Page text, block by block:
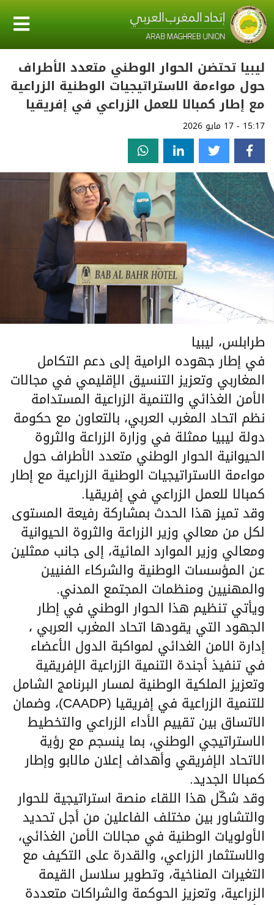
ليبيا تحتضن الحوار الوطني متعدد الأطراف
حول مواءمة الاستراتيجيات الوطنية الزراعية
مع إطار كمبالا للعمل الزراعي في إفريقيا
15:17 - 17 مايو 2026
طرابلس، ليبيا
في إطار جهوده الرامية إلى دعم التكامل
المغاربي وتعزيز التنسيق الإقليمي في مجالات
الأمن الغذائي والتنمية الزراعية المستدامة
نظم اتحاد المغرب العربي، بالتعاون مع حكومة
دولة ليبيا ممثلة في وزارة الزراعة والثروة
الحيوانية الحوار الوطني متعدد الأطراف حول
مواءمة الاستراتيجيات الوطنية الزراعية مع إطار
كمبالا للعمل الزراعي في إفريقيا.
وقد تميز هذا الحدث بمشاركة رفيعة المستوى
لكل من معالي وزير الزراعة والثروة الحيوانية
ومعالي وزير الموارد المائية، إلى جانب ممثلين
عن المؤسسات الوطنية والشركاء الفنيين
والمهنيين ومنظمات المجتمع المدني.
ويأتي تنظيم هذا الحوار الوطني في إطار
الجهود التي يقودها اتحاد المغرب العربي ،
إدارة الامن الغدائي لمواكبة الدول الأعضاء
في تنفيذ أجندة التنمية الزراعية الإفريقية
وتعزيز الملكية الوطنية لمسار البرنامج الشامل
للتنمية الزراعية في إفريقيا (CAADP)، وضمان
الاتساق بين تقييم الأداء الزراعي والتخطيط
الاستراتيجي الوطني، بما ينسجم مع رؤية
الاتحاد الإفريقي وأهداف إعلان مالابو وإطار
كمبالا الجديد.
وقد شكّل هذا اللقاء منصة استراتيجية للحوار
والتشاور بين مختلف الفاعلين من أجل تحديد
الأولويات الوطنية في مجالات الأمن الغذائي،
والاستثمار الزراعي، والقدرة على التكيف مع
التغيرات المناخية، وتطوير سلاسل القيمة
الزراعية، وتعزيز الحوكمة والشراكات متعددة